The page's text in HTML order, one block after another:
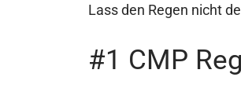
Lass den Regen nicht
#1 CMP